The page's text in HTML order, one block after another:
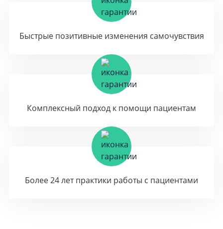
Быстрые позитивные изменения самочувствия
Комплексный подход к помощи пациентам
Более 24 лет практики работы с пациентами